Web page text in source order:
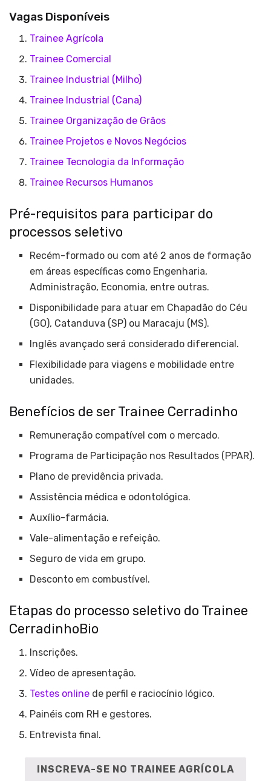
Vagas Disponíveis
Trainee Agrícola
Trainee Comercial
Trainee Industrial (Milho)
Trainee Industrial (Cana)
Trainee Organização de Grãos
Trainee Projetos e Novos Negócios
Trainee Tecnologia da Informação
Trainee Recursos Humanos
Pré-requisitos para participar do
processos seletivo
Recém-formado ou com até 2 anos de formação
em áreas específicas como Engenharia,
Administração, Economia, entre outras.
Disponibilidade para atuar em Chapadão do Céu
(GO), Catanduva (SP) ou Maracaju (MS).
Inglês avançado será considerado diferencial.
Flexibilidade para viagens e mobilidade entre
unidades.
Benefícios de ser Trainee Cerradinho
Remuneração compatível com o mercado.
Programa de Participação nos Resultados (PPAR).
Plano de previdência privada.
Assistência médica e odontológica.
Auxílio-farmácia.
Vale-alimentação e refeição.
Seguro de vida em grupo.
Desconto em combustível.
Etapas do processo seletivo do Trainee
CerradinhoBio
Inscrições.
Vídeo de apresentação.
Testes online de perfil e raciocínio lógico.
Painéis com RH e gestores.
Entrevista final.
INSCREVA-SE NO TRAINEE AGRÍCOLA